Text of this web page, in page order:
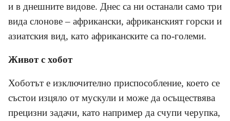
и в днешните видове. Днес са ни останали само три
вида слонове – африкански, африканският горски и
азиатския вид, като африканските са по-големи.
Живот с хобот
Хоботът е изключително приспособление, което се
състои изцяло от мускули и може да осъществява
прецизни задачи, като например да счупи черупка,